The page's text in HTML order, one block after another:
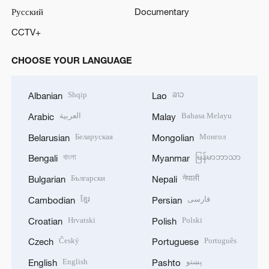
Русский
Documentary
CCTV+
CHOOSE YOUR LANGUAGE
Albanian Shqip
Arabic العربية
Belarusian Беларуская
Bengali বাংলা
Bulgarian Български
Cambodian ខ្មែរ
Croatian Hrvatski
Czech Český
English English
Lao ລາວ
Malay Bahasa Melayu
Mongolian Монгол
Myanmar မြန်မာဘာသာ
Nepali नेपाली
Persian فارسی
Polish Polski
Portuguese Português
Pashto پښتو